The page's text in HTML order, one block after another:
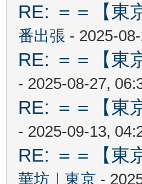
RE: ＝＝【東
番出張 - 2025-
RE: ＝＝【東
- 2025-08-27,
RE: ＝＝【東
- 2025-09-13,
RE: ＝＝【東
華坊｜東京 -